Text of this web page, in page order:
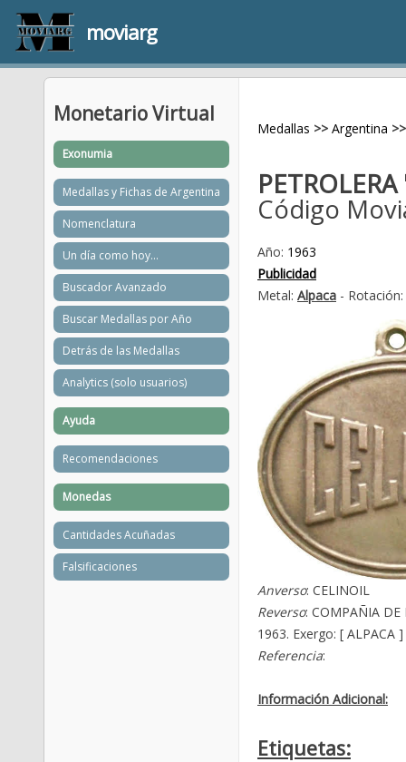
moviarg
Medallas >> Argentina >>
Código
Año: 1963
Publicidad
Metal: Alpaca -
Anverso: CELINOIL
Reverso: COMPAÑIA DE
1963. Exergo: [ ALPACA ]
Referencia:
Información Adicional:
Etiquetas:
Monetario Virtual
Exonumia
Medallas y Fichas de Argentina
Nomenclatura
Un día como hoy...
Buscador Avanzado
Buscar Medallas por Año
Detrás de las Medallas
Analytics (solo usuarios)
Ayuda
Recomendaciones
Monedas
Cantidades Acuñadas
Falsificaciones